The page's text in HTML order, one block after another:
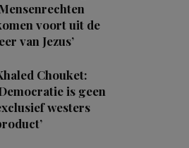
voort uit de
van Jezus’
Chouket:
is geen
westers